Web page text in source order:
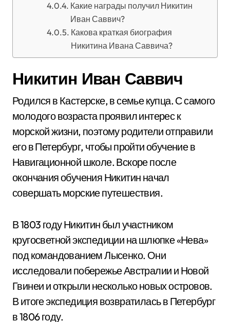
Какие награды получил Никитин
Иван Саввич?
Какова краткая биография
Никитина Ивана Саввича?
Никитин Иван Саввич
Родился в Кастерске, в семье купца. С самого
молодого возраста проявил интерес к
морской жизни, поэтому родители отправили
его в Петербург, чтобы пройти обучение в
Навигационной школе. Вскоре после
окончания обучения Никитин начал
совершать морские путешествия.
В 1803 году Никитин был участником
кругосветной экспедиции на шлюпке «Нева»
под командованием Лысенко. Они
исследовали побережье Австралии и Новой
Гвинеи и открыли несколько новых островов.
В итоге экспедиция возвратилась в Петербург
в 1806 году.